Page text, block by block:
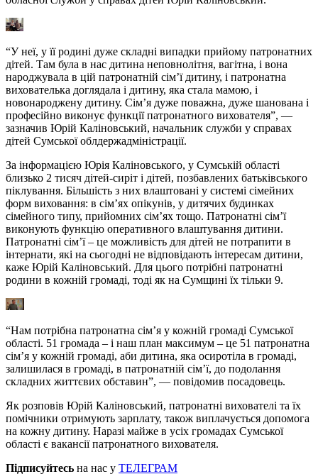
“У неї, у її родині дуже складні випадки прийому патронатних
дітей. Там була в нас дитина неповнолітня, вагітна, і вона
народжувала в цій патронатній сім’ї дитину, і патронатна
вихователька доглядала і дитину, яка стала мамою, і
новонароджену дитину. Сім’я дуже поважна, дуже шанована і
професійно виконує функції патронатного вихователя”, —
зазначив Юрій Каліновський, начальник служби у справах
дітей Сумської облдержадміністрації.
За інформацією Юрія Каліновського, у Сумській області
близько 2 тисяч дітей-сиріт і дітей, позбавлених батьківського
піклування. Більшість з них влаштовані у системі сімейних
форм виховання: в сім’ях опікунів, у дитячих будинках
сімейного типу, прийомних сім’ях тощо. Патронатні сім’ї
виконують функцію оперативного влаштування дитини.
Патронатні сім’ї – це можливість для дітей не потрапити в
інтернати, які на сьогодні не відповідають інтересам дитини,
каже Юрій Каліновський. Для цього потрібні патронатні
родини в кожній громаді, тоді як на Сумщині їх тільки 9.
“Нам потрібна патронатна сім’я у кожній громаді Сумської
області. 51 громада – і наш план максимум – це 51 патронатна
сім’я у кожній громаді, аби дитина, яка осиротіла в громаді,
залишилася в громаді, в патронатній сім’ї, до подолання
складних життєвих обставин”, — повідомив посадовець.
Як розповів Юрій Каліновський, патронатні вихователі та їх
помічники отримують зарплату, також виплачується допомога
на кожну дитину. Наразі майже в усіх громадах Сумської
області є вакансії патронатного вихователя.
Підписуйтесь на нас у ТЕЛЕГРАМ